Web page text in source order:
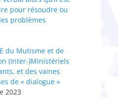
pour résoudre ou
problèmes
du Mutisme et de
(Inter-)Ministériels
et des vaines
de « dialogue »
2023